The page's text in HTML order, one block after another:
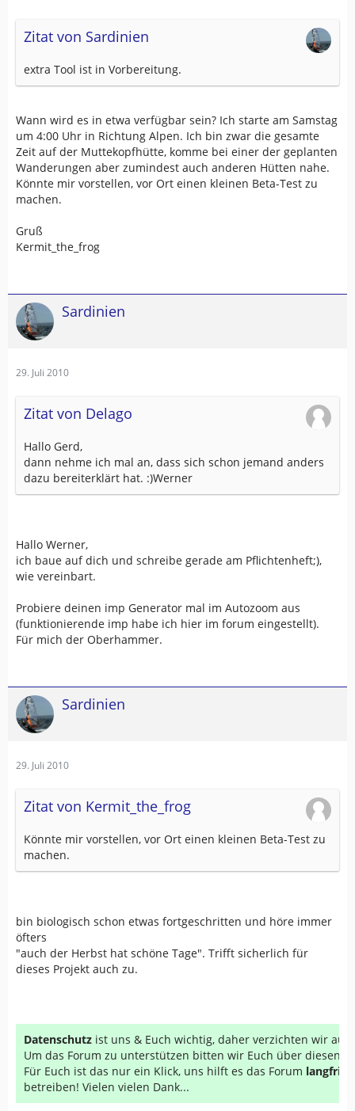
Zitat von Sardinien
extra Tool ist in Vorbereitung.
Wann wird es in etwa verfügbar sein? Ich starte am Samstag
um 4:00 Uhr in Richtung Alpen. Ich bin zwar die gesamte
Zeit auf der Muttekopfhütte, komme bei einer der geplanten
Wanderungen aber zumindest auch anderen Hütten nahe.
Könnte mir vorstellen, vor Ort einen kleinen Beta-Test zu
machen.
Gruß
Kermit_the_frog
Sardinien
29. Juli 2010
Zitat von Delago
Hallo Gerd,
dann nehme ich mal an, dass sich schon jemand anders
dazu bereiterklärt hat. :)Werner
Hallo Werner,
ich baue auf dich und schreibe gerade am Pflichtenheft;),
wie vereinbart.
Probiere deinen imp Generator mal im Autozoom aus
(funktionierende imp habe ich hier im forum eingestellt).
Für mich der Oberhammer.
Sardinien
29. Juli 2010
Zitat von Kermit_the_frog
Könnte mir vorstellen, vor Ort einen kleinen Beta-Test zu
machen.
bin biologisch schon etwas fortgeschritten und höre immer
öfters
"auch der Herbst hat schöne Tage". Trifft sicherlich für
dieses Projekt auch zu.
Datenschutz ist uns & Euch wichtig, daher verzichten wir auf
Um das Forum zu unterstützen bitten wir Euch über diesen
Für Euch ist das nur ein Klick, uns hilft es das Forum
betreiben! Vielen vielen Dank...